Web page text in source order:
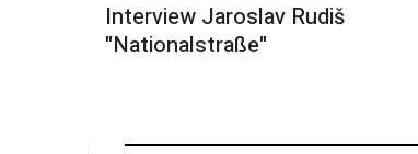
Interview Jaroslav Rudiš
"Nationalstraße"